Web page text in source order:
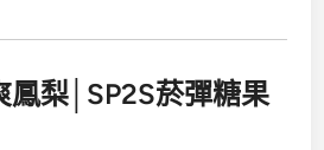
鳳梨│SP2S菸彈糖果